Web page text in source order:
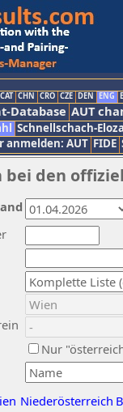
CAT CHN CRO CZE DEN ENG
Database AUT
Schnellschach-
anmelden: AUT FIDE
den
Nur
Niederösterreich